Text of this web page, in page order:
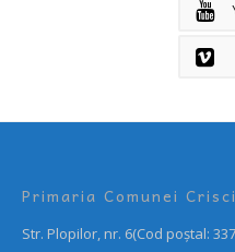
Primaria Comunei
Str. Plopilor, nr. 6(Cod poștal: